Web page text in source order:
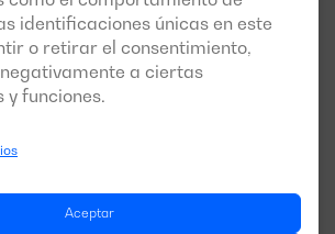
identificaciones únicas en este
o retirar el consentimiento,
a ciertas
funciones.
Aceptar
kW)